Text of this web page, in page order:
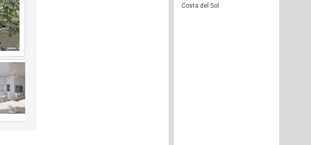
Costa del Sol